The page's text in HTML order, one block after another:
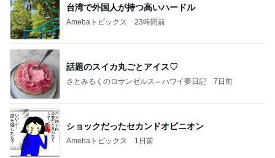
台湾で外国人が持つ高いハードル
Amebaトピックス 23時間前
話題のスイカ丸ごとアイス♡
さとみるくのロサンゼルス⇔ハワイ夢日記 7日前
ショックだったセカンドオピニオン
Amebaトピックス 1日前